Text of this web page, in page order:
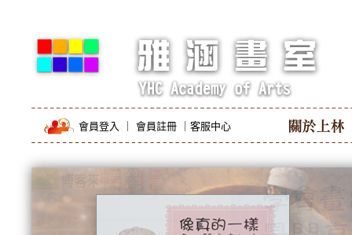
會員登入 會員註冊 客服中心